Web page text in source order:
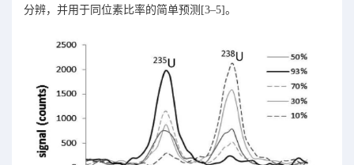
分辨，并用于同位素比率的简单预测[3–5]。